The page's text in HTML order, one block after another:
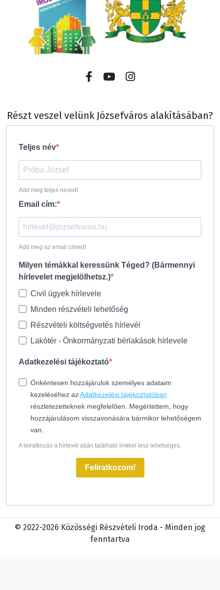
Részt veszel velünk Józsefváros alakításában?
Teljes név
Add meg teljes neved!
Email cím:
Add meg az email címed!
Milyen témákkal keressünk Téged? (Bármennyi
hírlevelet megjelölhetsz.)
Civil ügyek hírlevele
Minden részvételi lehetőség
Részvételi költségvetés hírlevél
Lakótér - Önkormányzati bérlakások hírlevele
Adatkezelési tájékoztató
Önkéntesen hozzájárulok személyes adataim
kezeléséhez azAdatkezelési tájékoztatóban
részletezetteknek megfelelően. Megértettem, hogy
hozzájárulásom visszavonására bármikor lehetőségem
van.
A leiratkozás a hírlevél alján található linkkel lesz lehetséges.
Feliratkozom!
© 2022-2026 Közösségi Részvételi Iroda - Minden jog
fenntartva